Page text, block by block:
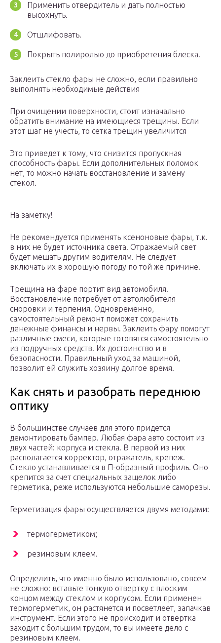
Применить отвердитель и дать полностью
высохнуть.
Отшлифовать.
Покрыть полиролью до приобретения блеска.
Заклеить стекло фары не сложно, если правильно
выполнять необходимые действия
При очищении поверхности, стоит изначально
обратить внимание на имеющиеся трещины. Если
этот шаг не учесть, то сетка трещин увеличится
Это приведет к тому, что снизится пропускная
способность фары. Если дополнительных поломок
нет, то можно начать восстановление и замену
стекол.
На заметку!
Не рекомендуется применять ксеноновые фары, т.к.
в них не будет источника света. Отражаемый свет
будет мешать другим водителям. Не следует
включать их в хорошую погоду по той же причине.
Трещина на фаре портит вид автомобиля.
Восстановление потребует от автолюбителя
сноровки и терпения. Одновременно,
самостоятельный ремонт поможет сохранить
денежные финансы и нервы. Заклеить фару помогут
различные смеси, которые готовятся самостоятельно
из подручных средств. Их достоинство и в
безопасности. Правильный уход за машиной,
позволит ей служить хозяину долгое время.
Как снять и разобрать переднюю
оптику
В большинстве случаев для этого придется
демонтировать бампер. Любая фара авто состоит из
двух частей: корпуса и стекла. В первой из них
располагается корректор, отражатель, крепеж.
Стекло устанавливается в П-образный профиль. Оно
крепится за счет специальных защелок либо
герметика, реже используются небольшие саморезы.
Герметизация фары осуществляется двумя методами:
термогерметиком;
резиновым клеем.
Определить, что именно было использовано, совсем
не сложно: вставьте тонкую отвертку с плоским
концом между стеклом и корпусом. Если применен
термогерметик, он растянется и посветлеет, запачкав
инструмент. Если этого не происходит и отвертка
заходит с большим трудом, то вы имеете дело с
резиновым клеем.